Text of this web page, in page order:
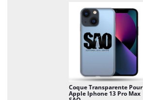
Coque Transparente Pour
Apple Iphone 13 Pro Max